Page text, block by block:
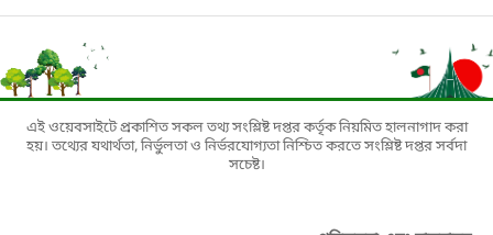
এই ওয়েবসাইটে প্রকাশিত সকল তথ্য সংশ্লিষ্ট দপ্তর কর্তৃক নিয়মিত হালনাগাদ করা
হয়। তথ্যের যথার্থতা, নির্ভুলতা ও নির্ভরযোগ্যতা নিশ্চিত করতে সংশ্লিষ্ট দপ্তর সর্বদা
সচেষ্ট।